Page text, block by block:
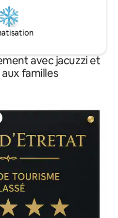
avec jacuzzi et
familles